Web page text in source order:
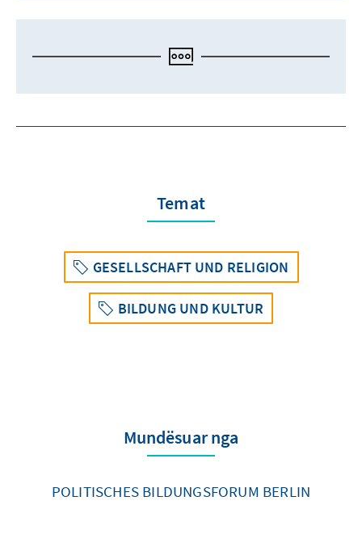
Temat
GESELLSCHAFT UND RELIGION
BILDUNG UND KULTUR
Mundësuar nga
POLITISCHES BILDUNGSFORUM BERLIN